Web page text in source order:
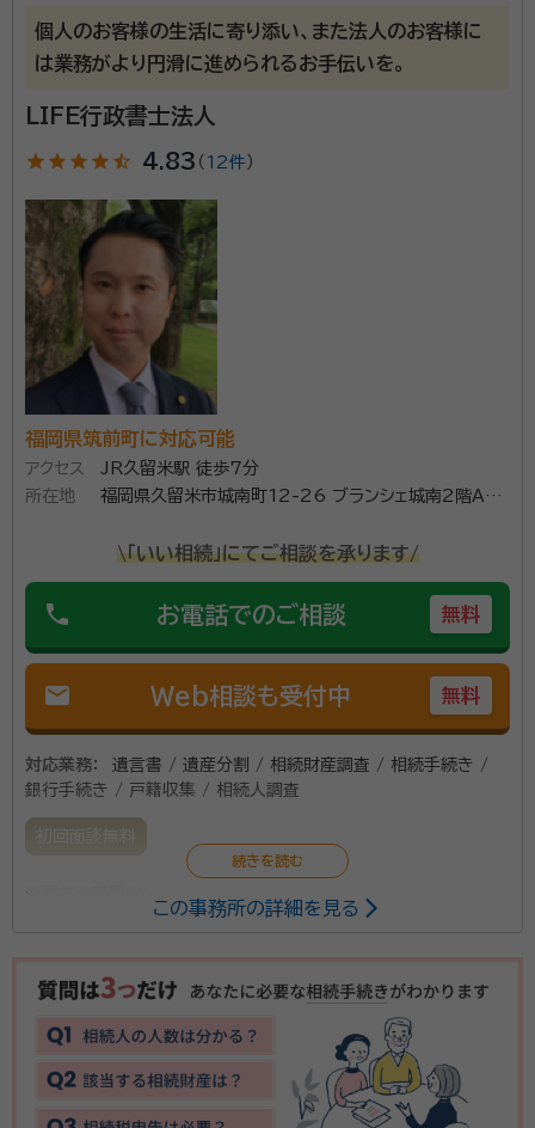
速・丁寧な対応をします。お話しをお伺いし、お悩みをな
るべく早く解決し、ご依頼いただく方の安心・満足を提
更・財産の分配など、豊富な人材を生かし、出来る限り、
ご依頼者の方にご負担のないように手続きをいたしま
18:00
個人のお客様の生活に寄り添い、また法人のお客様に
は業務がより円滑に進められるお手伝いを。
LIFE行政書士法人
star star star star star_half 4.83 （ 12件 ）
福岡県筑前町に対応可能
アクセス
JR久留米駅 徒歩7分
所在地
福岡県久留米市城南町12-26 ブランシェ城南2階A号
\「いい相続」にてご相談を承ります/
phone お電話でのご相談 無料
mail Web相談も受付中 無料
対応業務：
遺言書 / 遺産分割 / 相続財産調査 / 相続手続き /
銀行手続き / 戸籍収集 / 相続人調査
初回面談無料
事務所口コミ（抜粋）：
account_circle 満足度 5.0
ご利用時期：2026/3
面談の感想
今回ご紹介頂き、最初は不安も有りましたが事務所での面接時では、その
不安も無くなるくらい安心出来ました。細かい説明と物事の進み具合を
この事務所の詳細を見る